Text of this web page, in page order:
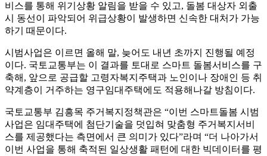
비스를 통해 위기상황 알림을 받을 수 있고, 돌봄 대상자 외출
시 동선이 파악되어 위급상황이 발생하면 신속한 대처가 가능
하기 때문이다.
시범사업은 이르면 올해 말, 늦어도 내년 초까지 진행될 예정
이다. 국토교통부는 이 결과를 토대로 스마트 돌봄서비스를 구
축해, 앞으로 공급할 고령자복지주택과 노인이나 장애인 등 취
약계층이 거주하는 영구임대주택에도 적용해나갈 방침이다.
국토교통부 김흥목 주거복지정책관은 “이번 스마트돌봄 시범
사업은 임대주택에 첨단기술을 덧입혀 맞춤형 주거복지서비
스를 제공했다는 측면에서 큰 의미가 있다”라며 “더 나아가서
이번 사업을 통해 축적된 일상생활 패턴에 대한 빅데이터를 평